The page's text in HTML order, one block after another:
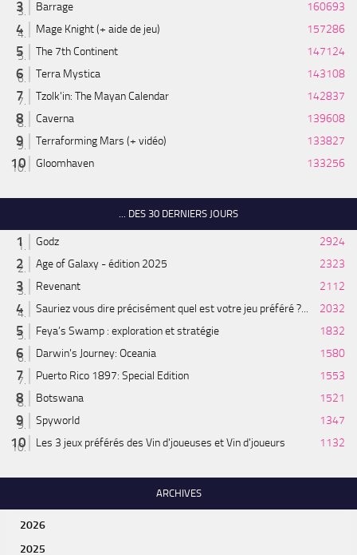
Barrage
160693
Mage Knight (+ aide de jeu)
157286
The 7th Continent
147124
Terra Mystica
143108
Tzolk'in: The Mayan Calendar
142837
Caverna
139608
Terraforming Mars (+ vidéo)
133827
Gloomhaven
133256
... DES 30 DERNIERS JOURS
Godz
2924
Age of Galaxy - édition 2025
2323
Revenant
2112
Sauriez vous dire précisément quel est votre jeu préféré ?...
2032
Feya’s Swamp : exploration et stratégie
1832
Darwin's Journey: Oceania
1580
Puerto Rico 1897: Special Edition
1553
Botswana
1521
Spyworld
1347
Les 3 jeux préférés des Vin d'joueuses et Vin d'joueurs
1132
ARCHIVES
2026
2025